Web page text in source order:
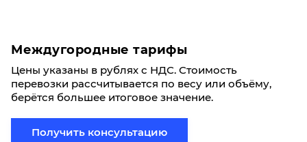
Междугородные тарифы
Цены указаны в рублях с НДС. Стоимость
перевозки рассчитывается по весу или объёму,
берётся большее итоговое значение.
Получить консультацию